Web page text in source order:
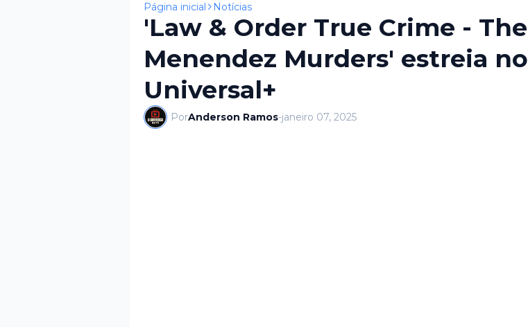
Página inicial Notícias
'Law & Order True Crime - The
Menendez Murders' estreia no
Universal+
PorAnderson Ramos-janeiro 07, 2025